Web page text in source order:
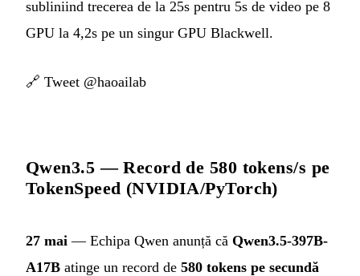
subliniind trecerea de la 25s pentru 5s de video pe 8
GPU la 4,2s pe un singur GPU Blackwell.
🔗 Tweet @haoailab
Qwen3.5 — Record de 580 tokens/s pe
TokenSpeed (NVIDIA/PyTorch)
27 mai — Echipa Qwen anunță că Qwen3.5-397B-
A17B atinge un record de 580 tokens pe secundă